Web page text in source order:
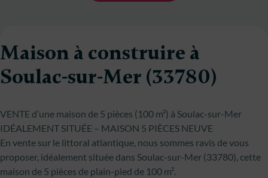
Maison à construire à
Soulac-sur-Mer (33780)
VENTE d’une maison de 5 pièces (100 m²) à Soulac-sur-Mer
IDÉALEMENT SITUÉE – MAISON 5 PIÈCES NEUVE
En vente sur le littoral atlantique, nous sommes ravis de vous
proposer, idéalement située dans Soulac-sur-Mer (33780), cette
maison de 5 pièces de plain-pied de 100 m².